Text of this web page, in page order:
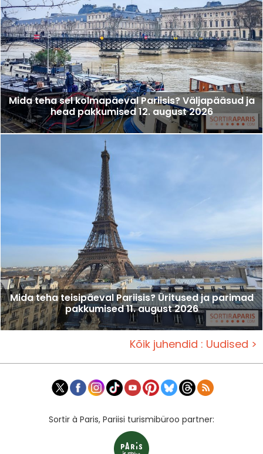
Mida teha sel kolmapäeval Pariisis? Väljapääsud ja
head pakkumised 12. august 2026
Mida teha teisipäeval Pariisis? Üritused ja parimad
pakkumised 11. august 2026
Kõik juhendid : Uudised >
Sortir à Paris, Pariisi turismibüroo partner: